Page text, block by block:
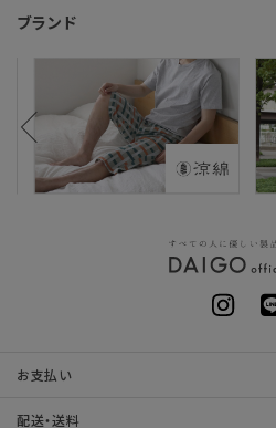
ブランド
お支払い
配送・送料